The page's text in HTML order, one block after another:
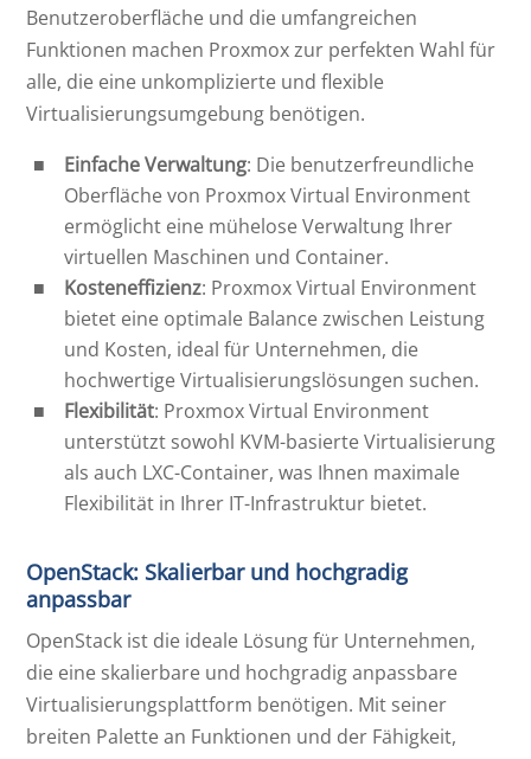
Benutzeroberfläche und die umfangreichen
Funktionen machen Proxmox zur perfekten Wahl für
alle, die eine unkomplizierte und flexible
Virtualisierungsumgebung benötigen.
Einfache Verwaltung: Die benutzerfreundliche
Oberfläche von Proxmox Virtual Environment
ermöglicht eine mühelose Verwaltung Ihrer
virtuellen Maschinen und Container.
Kosteneffizienz: Proxmox Virtual Environment
bietet eine optimale Balance zwischen Leistung
und Kosten, ideal für Unternehmen, die
hochwertige Virtualisierungslösungen suchen.
Flexibilität: Proxmox Virtual Environment
unterstützt sowohl KVM-basierte Virtualisierung
als auch LXC-Container, was Ihnen maximale
Flexibilität in Ihrer IT-Infrastruktur bietet.
OpenStack: Skalierbar und hochgradig
anpassbar
OpenStack ist die ideale Lösung für Unternehmen,
die eine skalierbare und hochgradig anpassbare
Virtualisierungsplattform benötigen. Mit seiner
breiten Palette an Funktionen und der Fähigkeit,